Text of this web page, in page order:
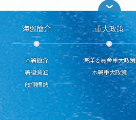
海巡簡介
本署簡介
署徽意涵
舷側標誌
重大政策
海洋委員會重大政策
本署重大政策